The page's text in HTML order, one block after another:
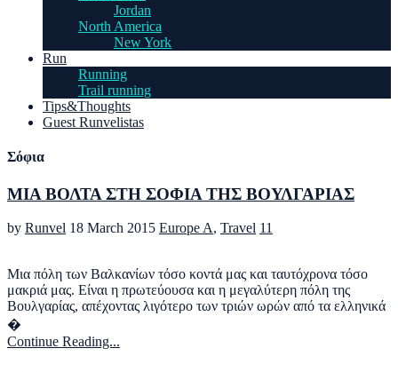
Jordan
North America
New York
Run
Running
Trail running
Tips&Thoughts
Guest Runvelistas
Σόφια
ΜΙΑ ΒΟΛΤΑ ΣΤΗ ΣΟΦΙΑ ΤΗΣ ΒΟΥΛΓΑΡΙΑΣ
by Runvel 18 March 2015 Europe A, Travel 11
Μια πόλη των Βαλκανίων τόσο κοντά μας και ταυτόχρονα τόσο
μακριά μας. Είναι η πρωτεύουσα και η μεγαλύτερη πόλη της
Βουλγαρίας, απέχοντας λιγότερο των τριών ωρών από τα ελληνικά
�
Continue Reading...